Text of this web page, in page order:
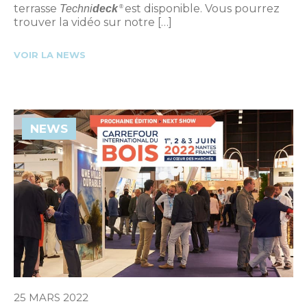
terrasse Technideck ®est disponible. Vous pourrez
trouver la vidéo sur notre […]
VOIR LA NEWS
NEWS
25 MARS 2022